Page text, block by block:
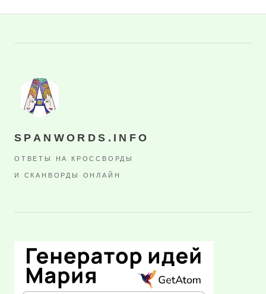
SPANWORDS.INFO
ОТВЕТЫ НА КРОССВОРДЫ
И СКАНВОРДЫ ОНЛАЙН